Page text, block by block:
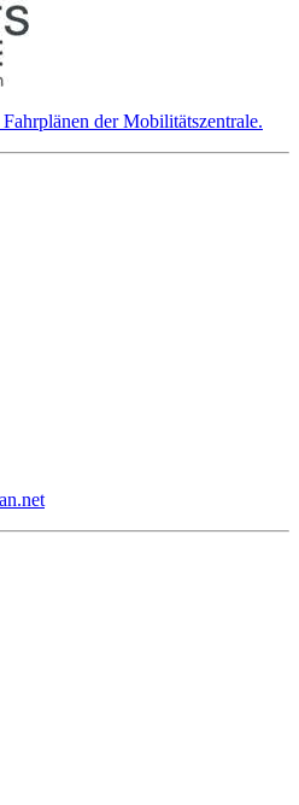
der Mobilitätszentrale.